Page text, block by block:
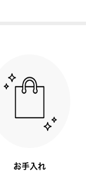
お手入れ